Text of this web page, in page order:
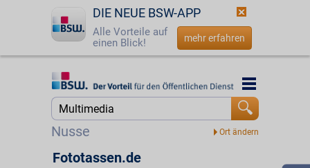
DIE NEUE BSW-APP
Alle Vorteile auf
einen Blick!
mehr erfahren
Startseite
Nusse
Startseite
Fototassen.de